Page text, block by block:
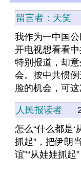
留言者：天笑
我作为一中国
开电视想看看
特别报道，却
会。按中共惯
脸的机会，可这
人民报读者
怎么“什么都是‘
抓起”，把伊朗
谊”“从娃娃抓起